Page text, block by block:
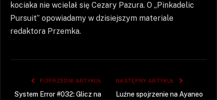
kociaka nie wcielał się Cezary Pazura. O „Pinkadelic
Pursuit” opowiadamy w dzisiejszym materiale
redaktora Przemka.
POPRZEDNI ARTYKUŁ
System Error #032: Glicz na
NASTĘPNY ARTYKUŁ
Luźne spojrzenie na Ayaneo